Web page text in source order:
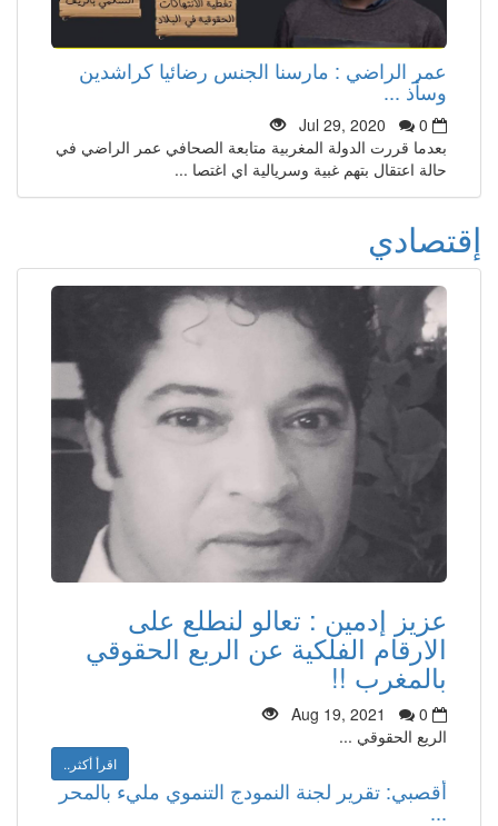
عمر الراضي : مارسنا الجنس رضائيا كراشدين
وسأذ ...
Jul 29, 2020
0
بعدما قررت الدولة المغربية متابعة الصحافي عمر الراضي في
حالة اعتقال بتهم غبية وسريالية اي اغتصا ...
إقتصادي
عزيز إدمين : تعالو لنطلع على
الارقام الفلكية عن الربع الحقوقي
بالمغرب !!
Aug 19, 2021
0
الريع الحقوقي ...
اقرأ أكثر..
أقصبي: تقرير لجنة النمودج التنموي مليء بالمحر